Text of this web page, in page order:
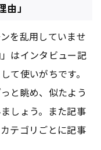
」
を乱用していませ
はインタビュー記
て使いがちです。
と眺め、似たよう
しょう。また記事
テゴリごとに記事